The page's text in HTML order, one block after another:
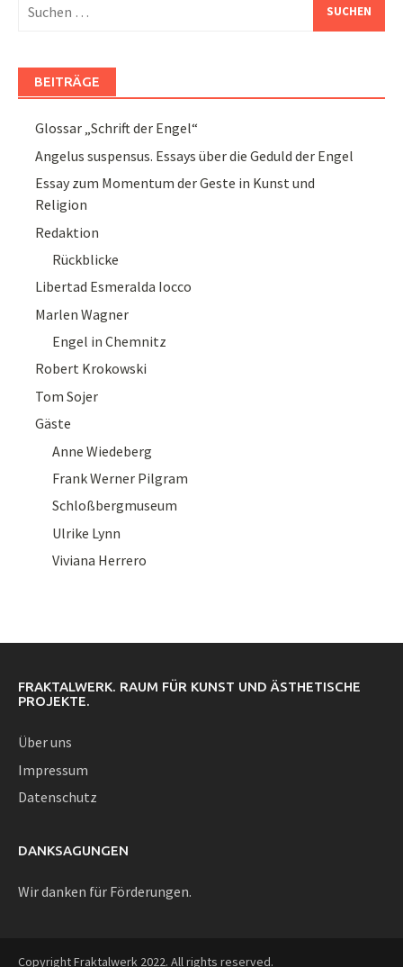
nach:
BEITRÄGE
Glossar „Schrift der Engel“
Angelus suspensus. Essays über die Geduld der Engel
Essay zum Momentum der Geste in Kunst und
Religion
Redaktion
Rückblicke
Libertad Esmeralda Iocco
Marlen Wagner
Engel in Chemnitz
Robert Krokowski
Tom Sojer
Gäste
Anne Wiedeberg
Frank Werner Pilgram
Schloßbergmuseum
Ulrike Lynn
Viviana Herrero
FRAKTALWERK. RAUM FÜR KUNST UND ÄSTHETISCHE
PROJEKTE.
Über uns
Impressum
Datenschutz
DANKSAGUNGEN
Wir danken für Förderungen.
Copyright Fraktalwerk 2022. All rights reserved.